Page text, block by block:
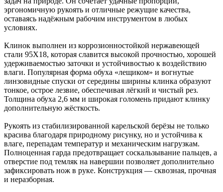
эргономичную рукоять и отличные режущие качества,
оставаясь надёжным рабочим инструментом в любых
условиях.
Клинок выполнен из коррозионностойкой нержавеющей
стали 95Х18, которая славится высокой прочностью, хорошей
удерживаемостью заточки и устойчивостью к воздействию
влаги. Популярная форма обуха «лещиком» и вогнутые
линзовидные спуски от середины ширины клинка образуют
тонкое, острое лезвие, обеспечивая лёгкий и чистый рез.
Толщина обуха 2,6 мм и широкая голомень придают клинку
дополнительную жёсткость.
Рукоять из стабилизированной карельской берёзы не только
красива благодаря природному рисунку, но и устойчива к
влаге, перепадам температур и механическим нагрузкам.
Полноценная гарда предотвращает соскальзывание пальцев, а
отверстие под темляк на навершии позволяет дополнительно
зафиксировать нож в руке. Конструкция — сквозная, прочная
и неразборная.